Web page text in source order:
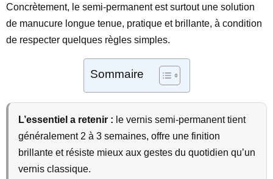
Concrètement, le semi-permanent est surtout une solution
de manucure longue tenue, pratique et brillante, à condition
de respecter quelques règles simples.
Sommaire
L’essentiel a retenir : le vernis semi-permanent tient
généralement 2 à 3 semaines, offre une finition
brillante et résiste mieux aux gestes du quotidien qu’un
vernis classique.